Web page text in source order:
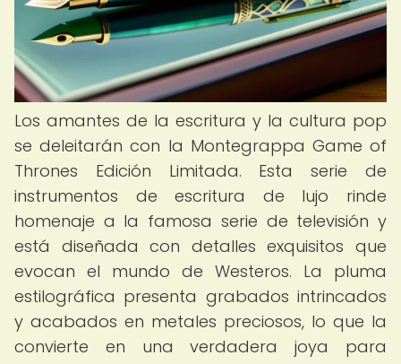
Los amantes de la escritura y la cultura pop
se deleitarán con la Montegrappa Game of
Thrones Edición Limitada. Esta serie de
instrumentos de escritura de lujo rinde
homenaje a la famosa serie de televisión y
está diseñada con detalles exquisitos que
evocan el mundo de Westeros. La pluma
estilográfica presenta grabados intrincados
y acabados en metales preciosos, lo que la
convierte en una verdadera joya para